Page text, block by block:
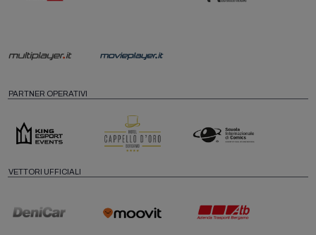
PARTNER OPERATIVI
VETTORI UFFICIALI